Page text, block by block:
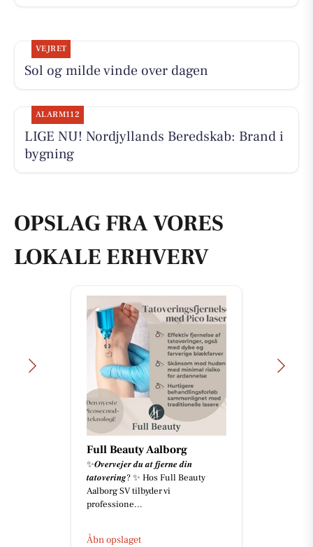
VEJRET
Sol og milde vinde over dagen
ALARM112
LIGE NU! Nordjyllands Beredskab: Brand i
bygning
OPSLAG FRA VORES
LOKALE ERHVERV
Full Beauty Aalborg
✨𝑶𝒗𝒆𝒓𝒗𝒆𝒋𝒆𝒓 𝒅𝒖 𝒂𝒕 𝒇𝒋𝒆𝒓𝒏𝒆 𝒅𝒊𝒏
𝒕𝒂𝒕𝒐𝒗𝒆𝒓𝒊𝒏𝒈? ✨ Hos Full Beauty
Aalborg SV tilbyder vi
professione...
Åbn opslaget